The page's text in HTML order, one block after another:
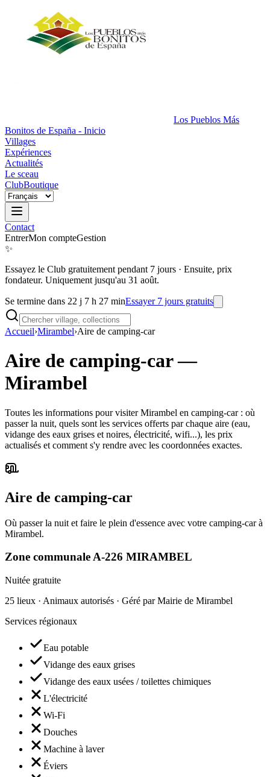
Los Pueblos Más
Bonitos de España - Inicio
Villages
Expériences
Actualités
Le sceau
ClubBoutique
Contact
EntrerMon compteGestion
✨
Essayez le Club gratuitement pendant 7 jours · Ensuite, prix
fondateur. Uniquement jusqu'au 31 août.
Se termine dans 22 j 7 h 27 minEssayer 7 jours gratuits
Accueil›Mirambel›Aire de camping-car
Aire de camping-car—
Mirambel
Toutes les informations pour visiter Mirambel en camping-car : où
passer la nuit, quels sont les services offerts par chaque aire (eau,
vidange des eaux grises et noires, électricité, wifi...), les prix
actualisés et comment s'y rendre avec les coordonnées exactes.
Aire de camping-car
Où passer la nuit et faire le plein d'essence avec votre camping-car à
Mirambel.
Zone communale A-226 MIRAMBEL
Nuitée gratuite
25 lieux · Animaux autorisés · Géré par Mairie de Mirambel
Services régionaux
Eau potable
Vidange des eaux grises
Vidange des eaux usées / toilettes chimiques
L'électricité
Wi-Fi
Douches
Machine à laver
Éviers